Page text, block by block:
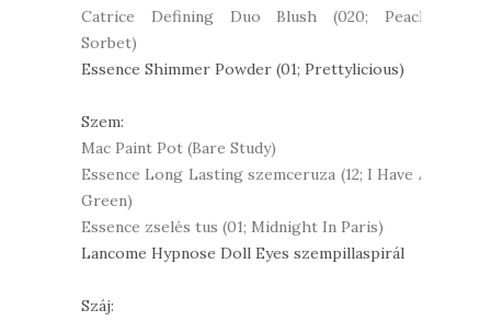
Catrice Defining Duo Blush (020; Peach
Sorbet)
Essence Shimmer Powder (01; Prettylicious)
Szem:
Mac Paint Pot (Bare Study)
Essence Long Lasting szemceruza (12; I Have A
Green)
Essence zselés tus (01; Midnight In Paris)
Lancome Hypnose Doll Eyes szempillaspirál
Száj: